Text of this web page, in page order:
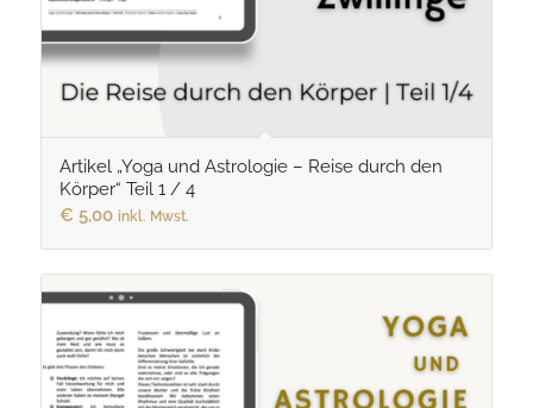
Artikel „Yoga und Astrologie – Reise durch den
Körper“ Teil 1 / 4
€ 5,00 inkl. Mwst.